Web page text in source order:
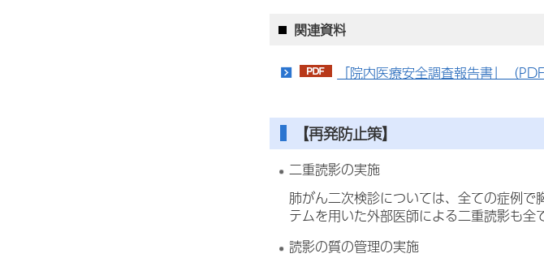
関連資料
「院内医療安全調査報告書」（
【再発防止策】
二重読影の実施
肺がん二次検診については、全ての症例
テムを用いた外部医師による二重読影も全
読影の質の管理の実施